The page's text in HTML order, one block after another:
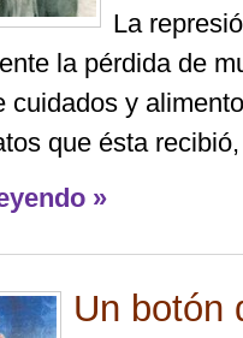
La
la pérdida de
cuidados y
que ésta
»
Un botón